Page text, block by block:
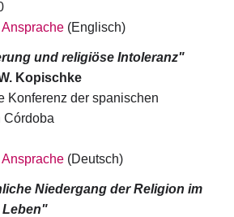
(Englisch)
und religiöse Intoleranz"
Kopischke
Konferenz der spanischen
Córdoba
(Deutsch)
Niedergang der Religion im